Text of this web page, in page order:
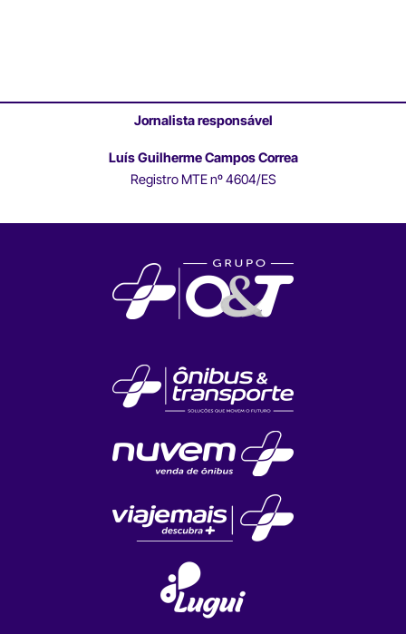
Jornalista responsável
Luís Guilherme Campos Correa
Registro MTE nº 4604/ES